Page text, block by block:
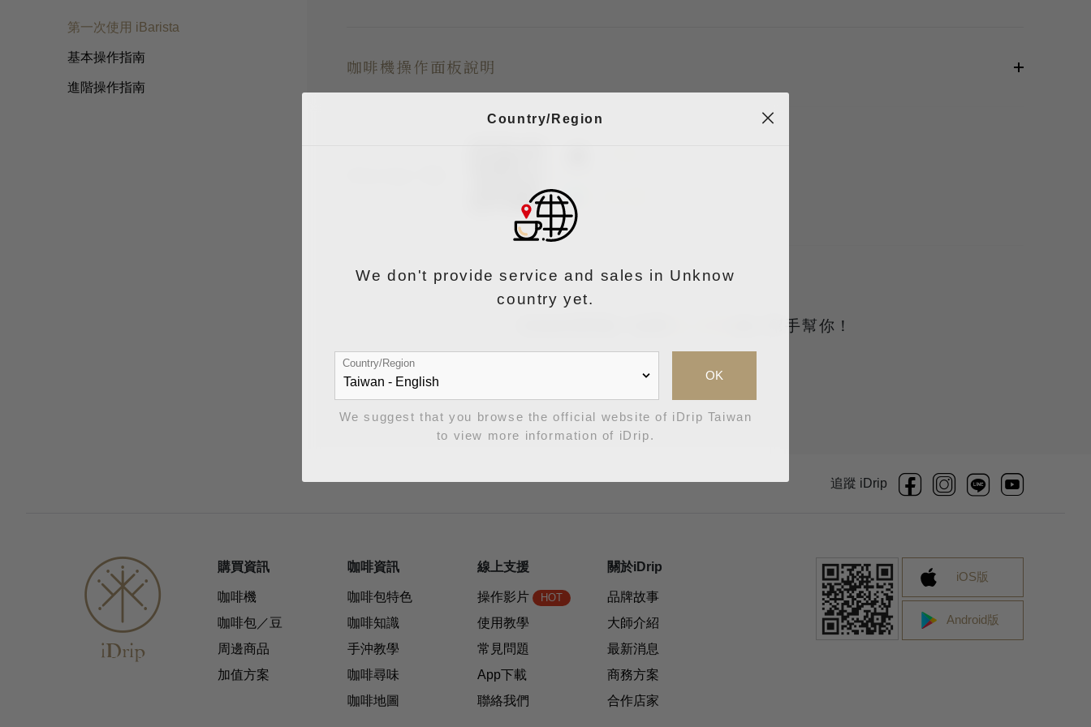
第一次使用 iBarista
基本操作指南
進階操作指南
咖啡機操作面板說明
讓小幫手幫你！
追蹤 iDrip
購買資訊
咖啡機
咖啡包／豆
周邊商品
加值方案
咖啡資訊
咖啡包特色
咖啡知識
手沖教學
咖啡尋味
咖啡地圖
線上支援
操作影片 HOT
使用教學
常見問題
App下載
聯絡我們
關於iDrip
品牌故事
大師介紹
最新消息
商務方案
合作店家
iOS版
Android版
Country/Region
We don't provide service and sales in Unknow
country yet.
Country/Region
OK
We suggest that you browse the official website of iDrip Taiwan
to view more information of iDrip.